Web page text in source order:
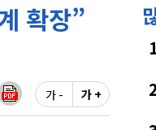
확장”
가 - 가 +